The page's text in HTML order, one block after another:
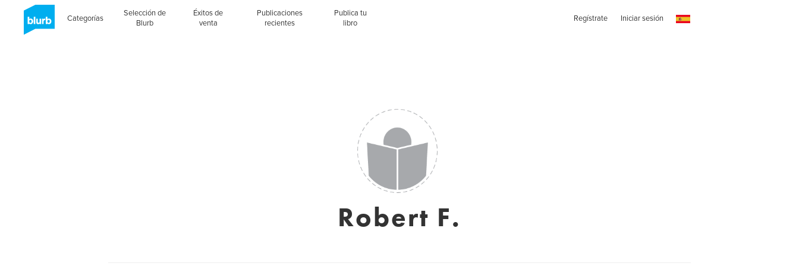
Categorías
Selección de
Blurb
Éxitos de
venta
Publicaciones
recientes
Publica tu
libro
Regístrate Iniciar sesión
Robert F.